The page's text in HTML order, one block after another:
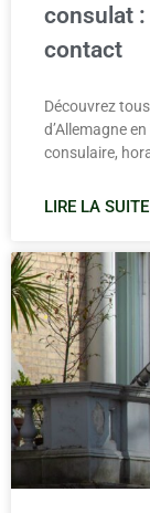
consulat :
contact
Découvrez
d’Allemagne
consulaire,
LIRE LA